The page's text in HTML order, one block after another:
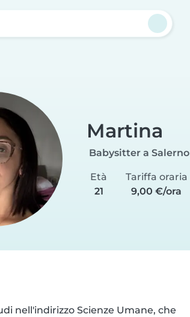
Martina
Babysitter a Salerno
Età
21
Tariffa oraria
9,00 €/ora
nell'indirizzo Scienze Umane, che